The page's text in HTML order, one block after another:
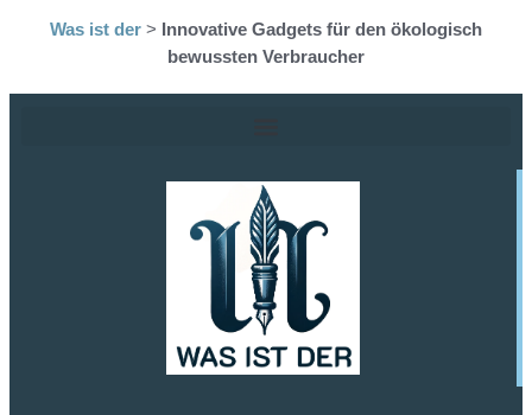
Was ist der > Innovative Gadgets für den ökologisch
bewussten Verbraucher